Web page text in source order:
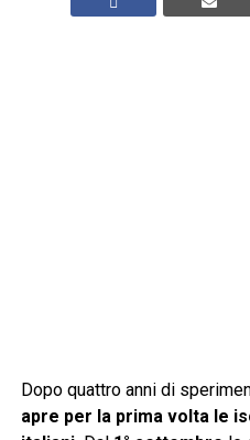
Dopo quattro anni di
apre per la prima volta le